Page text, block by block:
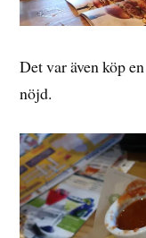
Det var även köp
nöjd.